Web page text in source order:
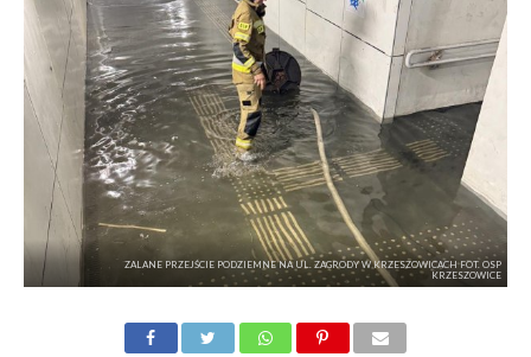
ZALANE PRZEJŚCIE PODZIEMNE NA UL. ZAGRODY W KRZESZOWICACH FOT. OSP
KRZESZOWICE